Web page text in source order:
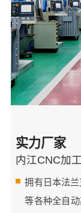
实力厂家
内江CNC加
拥有日本法
等各种全自